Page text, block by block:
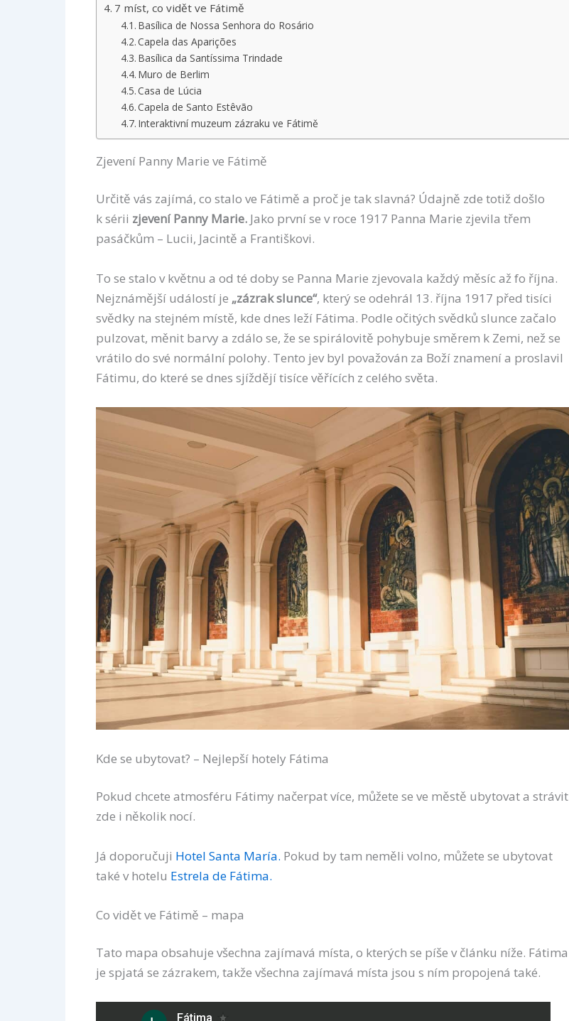
7 míst, co vidět ve Fátimě
Basílica de Nossa Senhora do Rosário
Capela das Aparições
Basílica da Santíssima Trindade
Muro de Berlim
Casa de Lúcia
Capela de Santo Estêvão
Interaktivní muzeum zázraku ve Fátimě
Zjevení Panny Marie ve Fátimě
Určitě vás zajímá, co stalo ve Fátimě a proč je tak slavná? Údajně zde totiž došlo
k sérii zjevení Panny Marie.Jako první se v roce 1917 Panna Marie zjevila třem
pasáčkům – Lucii, Jacintě a Františkovi.
To se stalo v květnu a od té doby se Panna Marie zjevovala každý měsíc až fo října.
Nejznámější událostí je „zázrak slunce“, který se odehrál 13. října 1917 před tisíci
svědky na stejném místě, kde dnes leží Fátima. Podle očitých svědků slunce začalo
pulzovat, měnit barvy a zdálo se, že se spirálovitě pohybuje směrem k Zemi, než se
vrátilo do své normální polohy. Tento jev byl považován za Boží znamení a proslavil
Fátimu, do které se dnes sjíždějí tisíce věřících z celého světa.
Kde se ubytovat? – Nejlepší hotely Fátima
Pokud chcete atmosféru Fátimy načerpat více, můžete se ve městě ubytovat a strávit
zde i několik nocí.
Já doporučuji Hotel Santa María. Pokud by tam neměli volno, můžete se ubytovat
také v hotelu Estrela de Fátima.
Co vidět ve Fátimě – mapa
Tato mapa obsahuje všechna zajímavá místa, o kterých se píše v článku níže. Fátima
je spjatá se zázrakem, takže všechna zajímavá místa jsou s ním propojená také.